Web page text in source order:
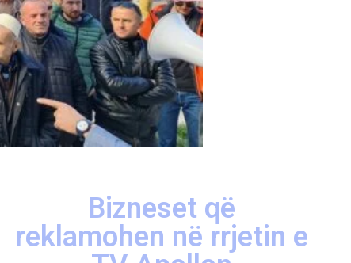
Bizneset që
reklamohen në rrjetin e